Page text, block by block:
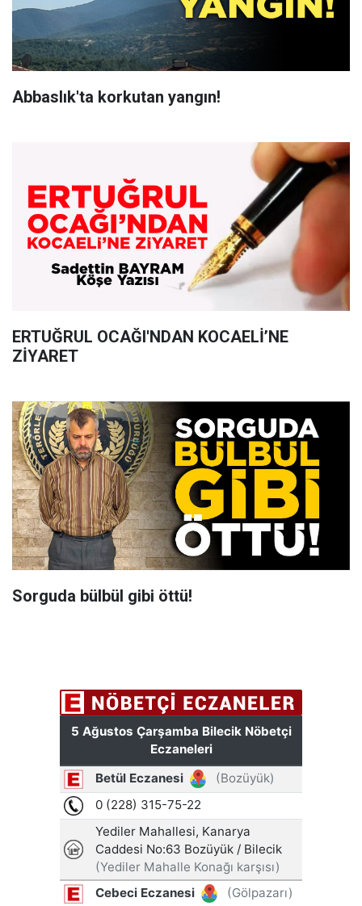
Abbaslık'ta korkutan yangın!
ERTUĞRUL OCAĞI'NDAN KOCAELİ’NE
ZİYARET
Sorguda bülbül gibi öttü!